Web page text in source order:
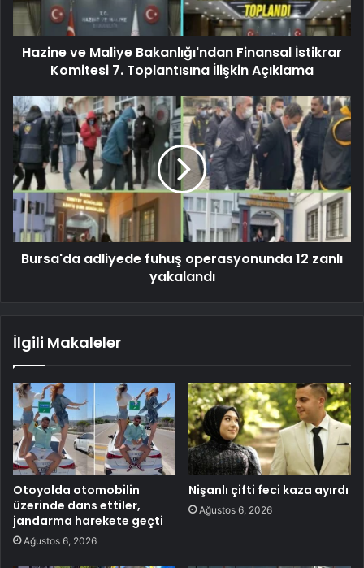
Hazine ve Maliye Bakanlığı'ndan Finansal İstikrar
Komitesi 7. Toplantısına İlişkin Açıklama
Bursa'da adliyede fuhuş operasyonunda 12 zanlı
yakalandı
İlgili Makaleler
Otoyolda otomobilin
üzerinde dans ettiler,
jandarma harekete geçti
Ağustos 6, 2026
Nişanlı çifti feci kaza ayırdı
Ağustos 6, 2026